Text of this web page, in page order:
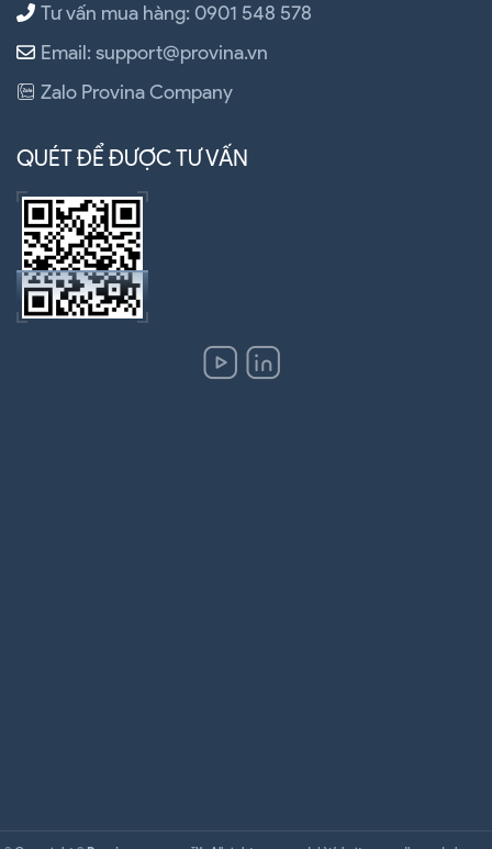
Tư vấn mua hàng: 0901 548 578
Email: support@provina.vn
Zalo Provina Company
QUÉT ĐỂ ĐƯỢC TƯ VẤN